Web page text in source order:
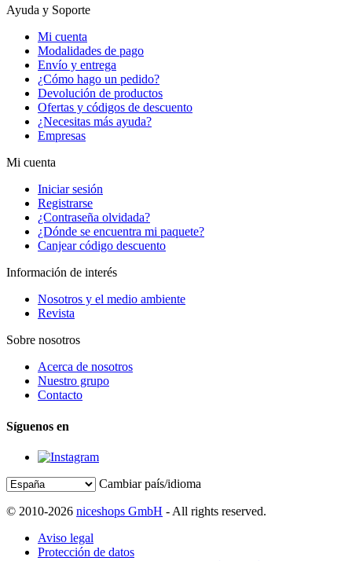
Ayuda y Soporte
Mi cuenta
Modalidades de pago
Envío y entrega
¿Cómo hago un pedido?
Devolución de productos
Ofertas y códigos de descuento
¿Necesitas más ayuda?
Empresas
Mi cuenta
Iniciar sesión
Registrarse
¿Contraseña olvidada?
¿Dónde se encuentra mi paquete?
Canjear código descuento
Información de interés
Nosotros y el medio ambiente
Revista
Sobre nosotros
Acerca de nosotros
Nuestro grupo
Contacto
Síguenos en
Cambiar país/idioma
© 2010-2026 niceshops GmbH - All rights reserved.
Aviso legal
Protección de datos